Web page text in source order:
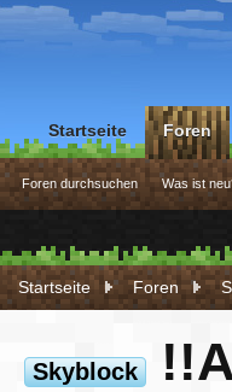
Startseite Foren
Skyblock
Startseite Foren
Foren durchsuchen Was ist